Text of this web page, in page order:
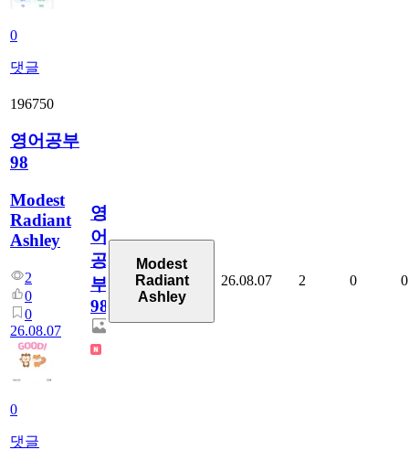
0
댓글
196750
영어공부
98
Modest
Radiant
Ashley
2
0
0
26.08.07
0
댓글
영
어
공
부
98
Modest
Radiant
Ashley
26.08.07 2 0 0